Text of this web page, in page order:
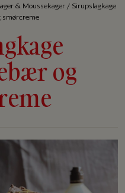
& Moussekager/ Sirupslagkage
og